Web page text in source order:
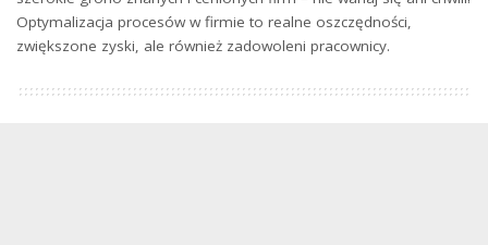
Optymalizacja procesów w firmie to realne oszczędności,
zwiększone zyski, ale również zadowoleni pracownicy.